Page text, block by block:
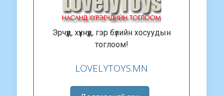
Эрчүүд, хүүхнүүд, гэр бүлийн хосуудын
тоглоом!
LOVELYTOYS.MN